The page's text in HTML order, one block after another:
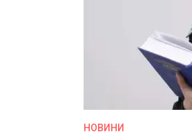
НОВИНИ